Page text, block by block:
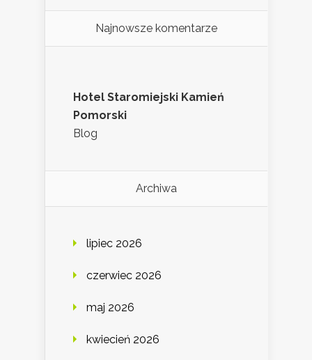
Najnowsze komentarze
Hotel Staromiejski Kamień
Pomorski
Blog
Archiwa
lipiec 2026
czerwiec 2026
maj 2026
kwiecień 2026